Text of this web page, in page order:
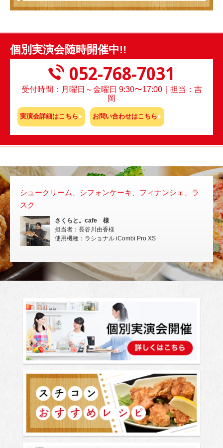
個別実演会随時開催中!!
052-768-7031
受付時間：月曜日～金曜日 9:30〜17:00｜担当：吉
岡
実演会詳細はこちら お問い合わせはこちら
シュークリーム、シフォンケーキ、フィナンシェ、ラ
スク
さくらと。cafe 様
担当者：長谷川由香様
使用機種：ラショナル iCombi Pro XS
ス
い